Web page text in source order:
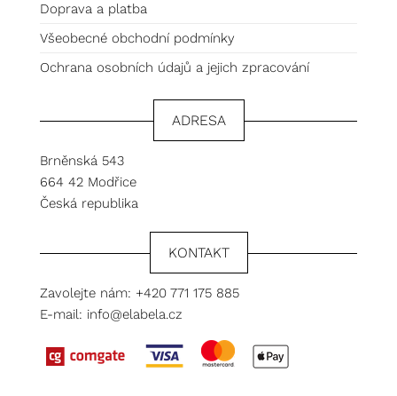
Doprava a platba
Všeobecné obchodní podmínky
Ochrana osobních údajů a jejich zpracování
ADRESA
Brněnská 543
664 42 Modřice
Česká republika
KONTAKT
Zavolejte nám: +420 771 175 885
E-mail: info@elabela.cz